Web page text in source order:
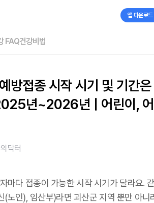
앱 다운로드
FAQ건강비법
방접종 시작 시기 및 기간
년~2026년 | 어린이,
닥터
마다 접종이 가능한 시작 시기가 달라요.
(노인), 임산부)라면 괴산군 지역 뿐만 아니